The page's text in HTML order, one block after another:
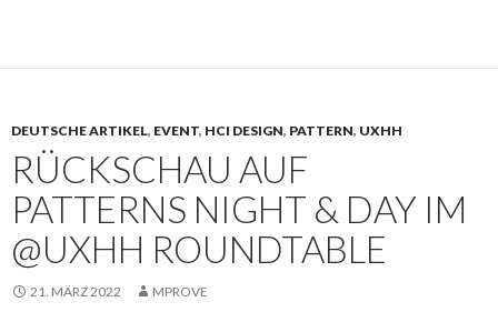
DEUTSCHE ARTIKEL, EVENT, HCI DESIGN, PATTERN, UXHH
RÜCKSCHAU AUF
PATTERNS NIGHT & DAY IM
@UXHH ROUNDTABLE
21. MÄRZ 2022 MPROVE